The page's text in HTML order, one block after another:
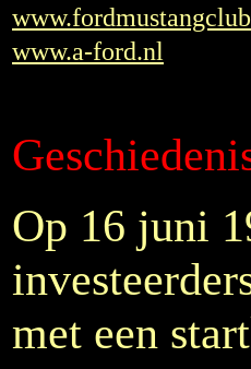
www.a-ford.nl
Op 16 juni
met een